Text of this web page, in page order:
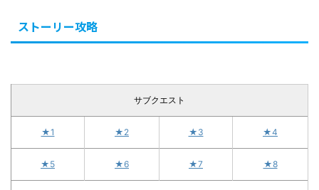
ストーリー攻略
サブクエスト
★1 ★2 ★3 ★4
★5 ★6 ★7 ★8